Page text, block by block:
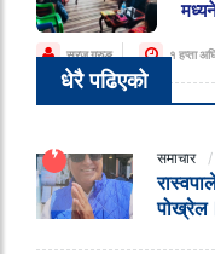
सुरज गुरुङ १ हप्ता
धेरै पढिएको
समाचार